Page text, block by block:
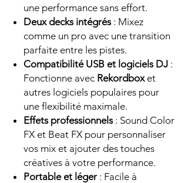
une performance sans effort.
Deux decks intégrés: Mixez
comme un pro avec une transition
parfaite entre les pistes.
Compatibilité USB et logiciels DJ :
Fonctionne avec Rekordboxet
autres logiciels populaires pour
une flexibilité maximale.
Effets professionnels: Sound Color
FX et Beat FX pour personnaliser
vos mix et ajouter des touches
créatives à votre performance.
Portable et léger : Facile à